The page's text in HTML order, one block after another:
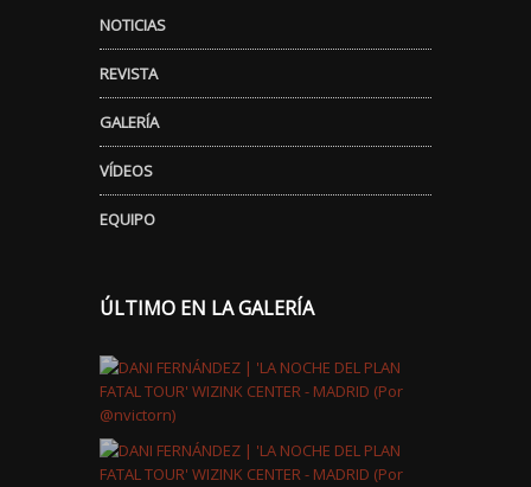
NOTICIAS
REVISTA
GALERÍA
VÍDEOS
EQUIPO
ÚLTIMO EN LA GALERÍA